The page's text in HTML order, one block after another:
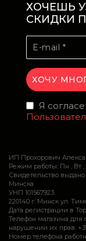
ХОЧЕШЬ
СКИДКИ
Я
ИП Прохорович
Режим работы: Пн , Вт ,
Свидетельство
Минска
УНП 101567923
220140 г. Минск ул.
Дата регистрации в
Телефон магазина для
нарушении их прав:
Номер телефона